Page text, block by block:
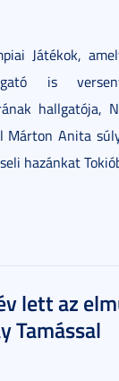
Játékok,
is
hallgatója,
Anita
hazánkat
lett az
Tamással